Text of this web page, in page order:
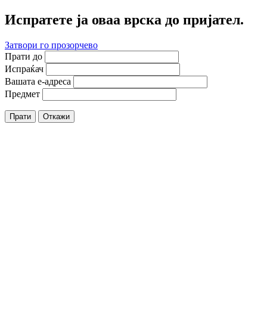
Испратете ја оваа врска до пријател.
Затвори го прозорчево
Прати до
Испраќач
Вашата е-адреса
Предмет
Прати Откажи